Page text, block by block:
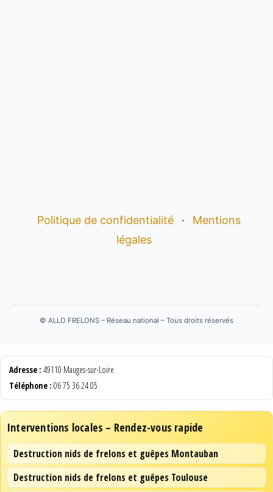
Politique de confidentialité ·
Mentions
légales
© ALLO FRELONS – Réseau national – Tous droits réservés
Adresse : 49110 Mauges-sur-Loire
Téléphone : 06 75 36 24 05
Interventions locales – Rendez-vous rapide
Destruction nids de frelons et guêpes Montauban
Destruction nids de frelons et guêpes Toulouse